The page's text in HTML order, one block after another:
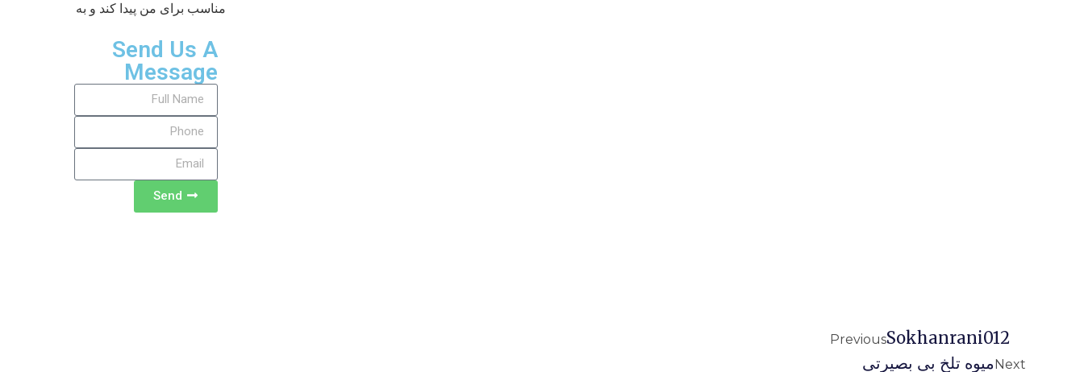
مناسب برای من پیدا کند و به
Send Us A
Message
Send
PreviousSokhanrani012
Nextمیوه تلخ بی بصیرتی